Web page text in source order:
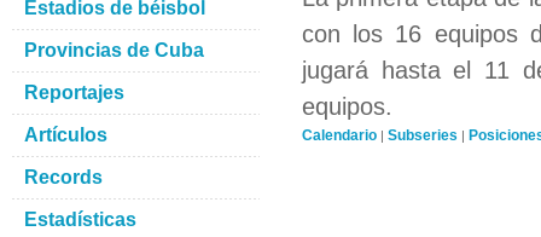
con los 16 equipos
jugará hasta el 11
equipos.
Calendario | Subseries |
Estadios de béisbol
Provincias de Cuba
Reportajes
Artículos
Records
Estadísticas